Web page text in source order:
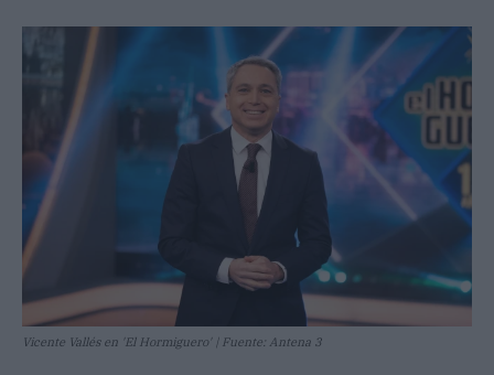
Vicente Vallés en 'El Hormiguero' | Fuente: Antena 3